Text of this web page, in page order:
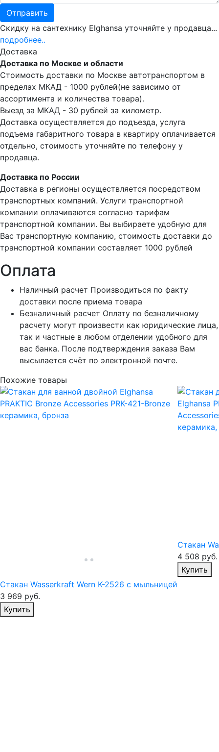
Скидку на сантехнику Elghansa уточняйте у продавца...
подробнее..
Доставка
Доставка по Москве и области
Стоимость доставки по Москве автотранспортом в
пределах МКАД - 1000 рублей(не зависимо от
ассортимента и количества товара).
Выезд за МКАД - 30 рублей за километр.
Доставка осуществляется до подъезда, услуга
подъема габаритного товара в квартиру оплачивается
отдельно, стоимость уточняйте по телефону у
продавца.
Доставка по России
Доставка в регионы осуществляется посредством
транспортных компаний. Услуги транспортной
компании оплачиваются согласно тарифам
транспортной компании. Вы выбираете удобную для
Вас транспортную компанию, стоимость доставки до
транспортной компании составляет 1000 рублей
Оплата
Наличный расчет Производиться по факту
доставки после приема товара
Безналичный расчет Оплату по безналичному
расчету могут произвести как юридические лица,
так и частные в любом отделении удобного для
вас банка. После подтверждения заказа Вам
высылается счёт по электронной почте.
Похожие товары
Стакан Wasserkraft Wern K-2526 с мыльницей
3 969 руб.
Купить
Стакан
4 508 руб.
Купить